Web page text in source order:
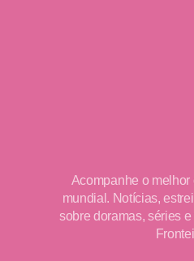
Acompanhe o melhor
mundial. Notícias,
sobre doramas, séries